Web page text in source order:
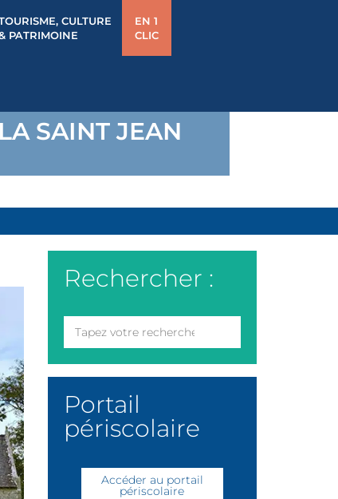
CULTURE
PATRIMOINE
EN 1
CLIC
SAINT JEAN
Rechercher :
Portail
périscolaire
Accéder au portail
périscolaire